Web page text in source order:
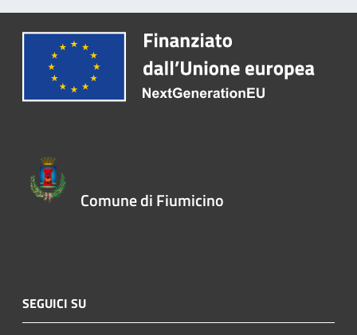
Comune di Fiumicino
SEGUICI SU